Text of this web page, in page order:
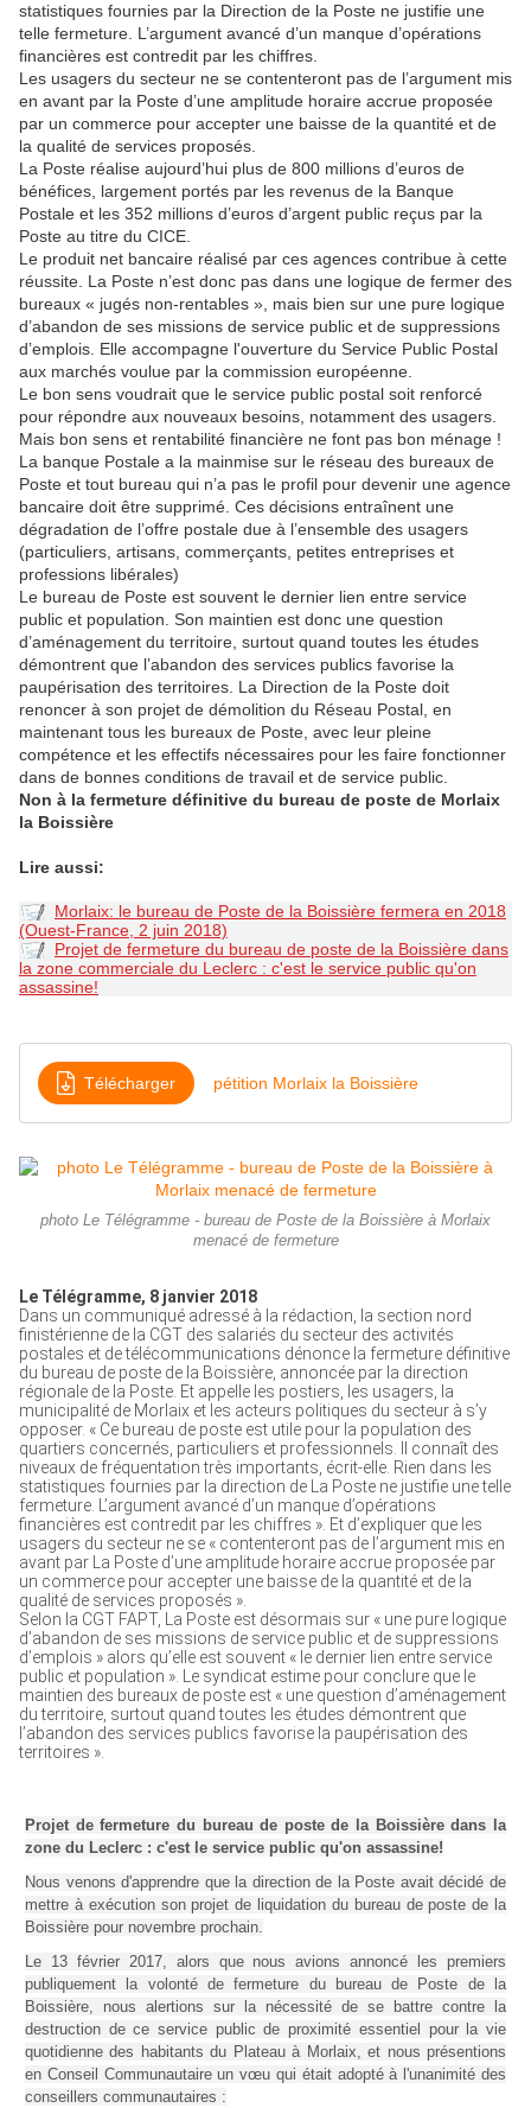
statistiques fournies par la Direction de la Poste ne justifie une
telle fermeture. L’argument avancé d’un manque d’opérations
financières est contredit par les chiffres.
Les usagers du secteur ne se contenteront pas de l’argument mis
en avant par la Poste d’une amplitude horaire accrue proposée
par un commerce pour accepter une baisse de la quantité et de
la qualité de services proposés.
La Poste réalise aujourd’hui plus de 800 millions d’euros de
bénéfices, largement portés par les revenus de la Banque
Postale et les 352 millions d’euros d’argent public reçus par la
Poste au titre du CICE.
Le produit net bancaire réalisé par ces agences contribue à cette
réussite. La Poste n’est donc pas dans une logique de fermer des
bureaux « jugés non-rentables », mais bien sur une pure logique
d’abandon de ses missions de service public et de suppressions
d’emplois. Elle accompagne l'ouverture du Service Public Postal
aux marchés voulue par la commission européenne.
Le bon sens voudrait que le service public postal soit renforcé
pour répondre aux nouveaux besoins, notamment des usagers.
Mais bon sens et rentabilité financière ne font pas bon ménage !
La banque Postale a la mainmise sur le réseau des bureaux de
Poste et tout bureau qui n’a pas le profil pour devenir une agence
bancaire doit être supprimé. Ces décisions entraînent une
dégradation de l’offre postale due à l’ensemble des usagers
(particuliers, artisans, commerçants, petites entreprises et
professions libérales)
Le bureau de Poste est souvent le dernier lien entre service
public et population. Son maintien est donc une question
d’aménagement du territoire, surtout quand toutes les études
démontrent que l’abandon des services publics favorise la
paupérisation des territoires. La Direction de la Poste doit
renoncer à son projet de démolition du Réseau Postal, en
maintenant tous les bureaux de Poste, avec leur pleine
compétence et les effectifs nécessaires pour les faire fonctionner
dans de bonnes conditions de travail et de service public.
Non à la fermeture définitive du bureau de poste de Morlaix
la Boissière
Lire aussi:
Morlaix: le bureau de Poste de la Boissière fermera en 2018
(Ouest-France, 2 juin 2018)
Projet de fermeture du bureau de poste de la Boissière dans
la zone commerciale du Leclerc : c'est le service public qu'on
assassine!
Télécharger pétition Morlaix la Boissière
photo Le Télégramme - bureau de Poste de la Boissière à Morlaix
menacé de fermeture
Le Télégramme, 8 janvier 2018
Dans un communiqué adressé à la rédaction, la section nord
finistérienne de la CGT des salariés du secteur des activités
postales et de télécommunications dénonce la fermeture définitive
du bureau de poste de la Boissière, annoncée par la direction
régionale de la Poste. Et appelle les postiers, les usagers, la
municipalité de Morlaix et les acteurs politiques du secteur à s’y
opposer. « Ce bureau de poste est utile pour la population des
quartiers concernés, particuliers et professionnels. Il connaît des
niveaux de fréquentation très importants, écrit-elle. Rien dans les
statistiques fournies par la direction de La Poste ne justifie une telle
fermeture. L’argument avancé d’un manque d’opérations
financières est contredit par les chiffres ». Et d’expliquer que les
usagers du secteur ne se « contenteront pas de l’argument mis en
avant par La Poste d’une amplitude horaire accrue proposée par
un commerce pour accepter une baisse de la quantité et de la
qualité de services proposés ».
Selon la CGT FAPT, La Poste est désormais sur « une pure logique
d’abandon de ses missions de service public et de suppressions
d’emplois » alors qu’elle est souvent « le dernier lien entre service
public et population ». Le syndicat estime pour conclure que le
maintien des bureaux de poste est « une question d’aménagement
du territoire, surtout quand toutes les études démontrent que
l’abandon des services publics favorise la paupérisation des
territoires ».
Projet de fermeture du bureau de poste de la Boissière dans la
zone du Leclerc : c'est le service public qu'on assassine!
Nous venons d'apprendre que la direction de la Poste avait décidé de
mettre à exécution son projet de liquidation du bureau de poste de la
Boissière pour novembre prochain.
Le 13 février 2017, alors que nous avions annoncé les premiers
publiquement la volonté de fermeture du bureau de Poste de la
Boissière, nous alertions sur la nécessité de se battre contre la
destruction de ce service public de proximité essentiel pour la vie
quotidienne des habitants du Plateau à Morlaix, et nous présentions
en Conseil Communautaire un vœu qui était adopté à l'unanimité des
conseillers communautaires :